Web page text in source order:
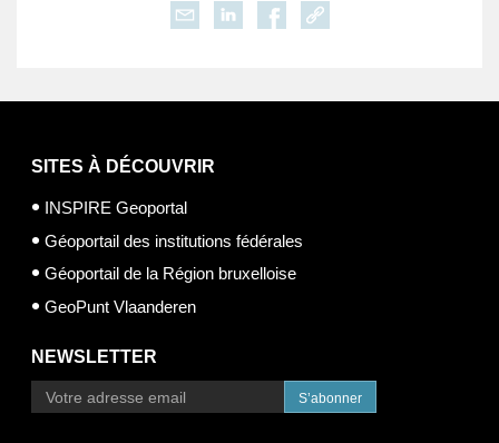
SITES À DÉCOUVRIR
INSPIRE Geoportal
Géoportail des institutions fédérales
Géoportail de la Région bruxelloise
GeoPunt Vlaanderen
NEWSLETTER
S’abonner